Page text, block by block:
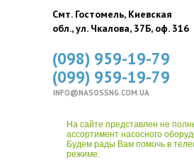
Смт. Гостомель, Киевская
обл., ул. Чкалова, 37Б, оф. 316
(098) 959-19-79
(099) 959-19-79
INFO@NASOSSNG.COM.UA
На сайте представлен не
ассортимент насосного
Будем рады Вам помочь в
режиме.